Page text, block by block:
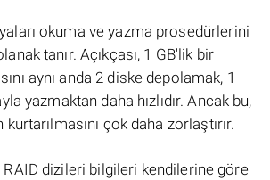
okuma ve yazma prosedürlerini
tanır. Açıkçası, 1 GB'lik bir
aynı anda 2 diske depolamak, 1
yazmaktan daha hızlıdır. Ancak bu,
çok daha zorlaştırır.
RAID dizileri bilgileri kendilerine göre